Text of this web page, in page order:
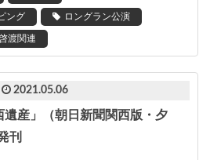
ング ロングラン公演
渡関連
2021.05.06
遺産」（朝日新聞関西版・夕
刊